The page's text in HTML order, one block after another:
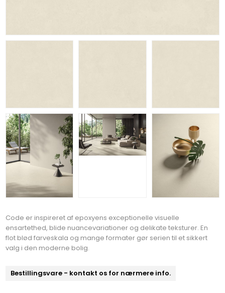
Code er inspireret af epoxyens exceptionelle visuelle
ensartethed, blide nuancevariationer og delikate teksturer. En
flot blød farveskala og mange formater gør serien til et sikkert
valg i den moderne bolig.
Bestillingsvare - kontakt os for nærmere info.